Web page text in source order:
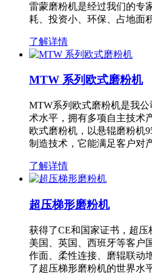
雷蒙磨粉机是经过我们的专
耗、投资小、环保、占地面
了解详情
MTW 系列欧式磨粉机
MTW系列欧式磨粉机是我
术水平，拥有多项自主技术
欧式磨粉机，以悬辊磨粉机
制造技术，它能满足客户对
了解详情
超压梯形磨粉机
获得了CE和国家证书，超压
美国、英国、西班牙等客户
作面、柔性连接、磨辊联动
了超压梯形磨粉机的世界水